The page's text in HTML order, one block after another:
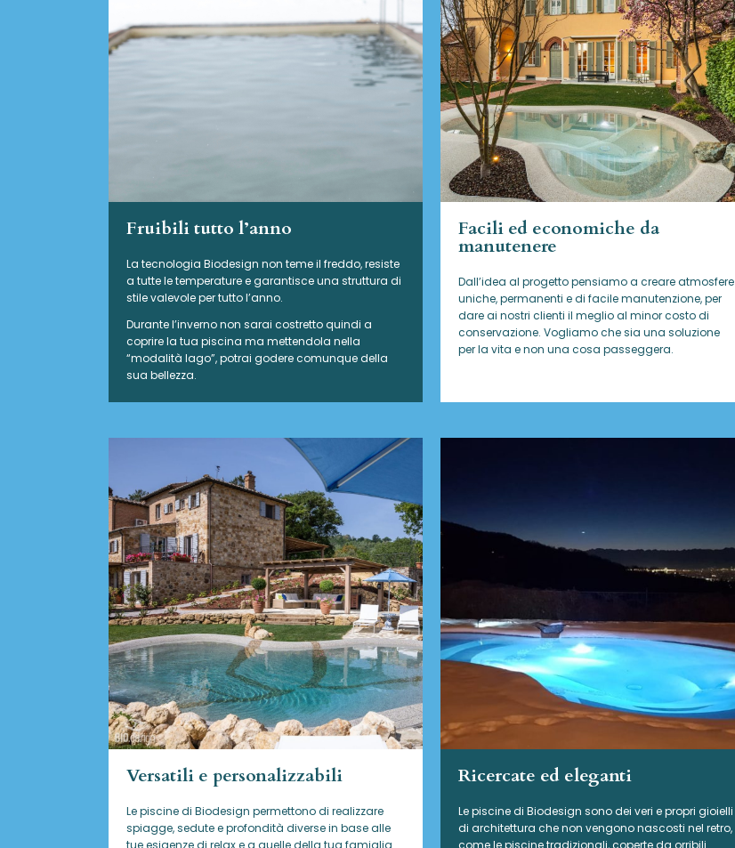
Fruibili tutto l’anno
La tecnologia Biodesign non teme il freddo, resiste
a tutte le temperature e garantisce una struttura di
stile valevole per tutto l’anno.
Durante l’inverno non sarai costretto quindi a
coprire la tua piscina ma mettendola nella
“modalità lago”, potrai godere comunque della
sua bellezza.
Facili ed economiche da
manutenere
Dall’idea al progetto pensiamo a creare atmosfere
uniche, permanenti e di facile manutenzione, per
dare ai nostri clienti il meglio al minor costo di
conservazione. Vogliamo che sia una soluzione
per la vita e non una cosa passeggera.
Versatili e personalizzabili
Le piscine di Biodesign permettono di realizzare
spiagge, sedute e profondità diverse in base alle
tue esigenze di relax e a quelle della tua famiglia.
Ricercate ed eleganti
Le piscine di Biodesign sono dei veri e propri gioielli
di architettura che non vengono nascosti nel retro,
come le piscine tradizionali, coperte da orribili